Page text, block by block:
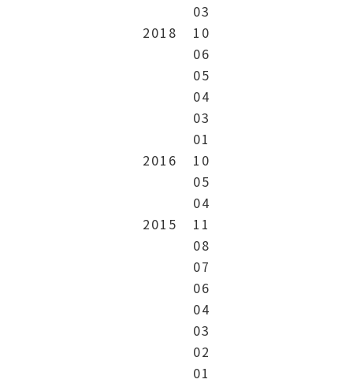
03
2018
10
06
05
04
03
01
2016
10
05
04
2015
11
08
07
06
04
03
02
01